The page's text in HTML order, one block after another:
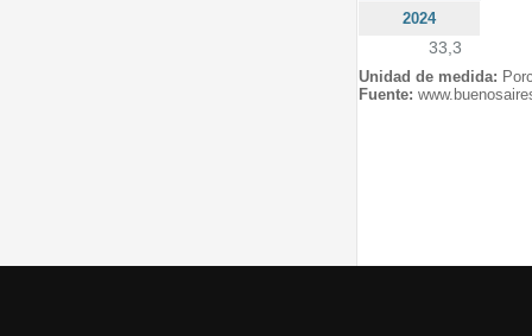
2024
33,3
Unidad de medida:
Fuente: